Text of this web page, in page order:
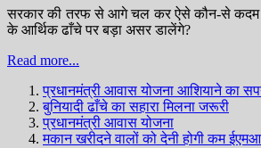
सरकार की तरफ से आगे चल कर ऐसे कौन-से कदम
के आर्थिक ढाँचे पर बड़ा असर डालेंगे?
Read more...
प्रधानमंत्री आवास योजना आशियाने का
बुनियादी ढाँचे का सहारा मिलना जरूरी
प्रधानमंत्री आवास योजना
मकान खरीदने वालों को देनी होगी कम